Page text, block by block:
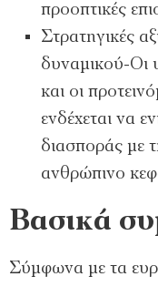
προοπτικές
Στρατηγικές
δυναμικού-Οι
και οι
ενδέχεται να
διασποράς με
ανθρώπινο
Βασικά
Σύμφωνα με τα